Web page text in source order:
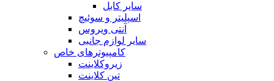
سایر کابل
اسپلیتر و سوئیچ
آنتی ویروس
سایر لوازم جانبی
کامپیوترهای خاص
زیروکلاینت
تین کلاینت